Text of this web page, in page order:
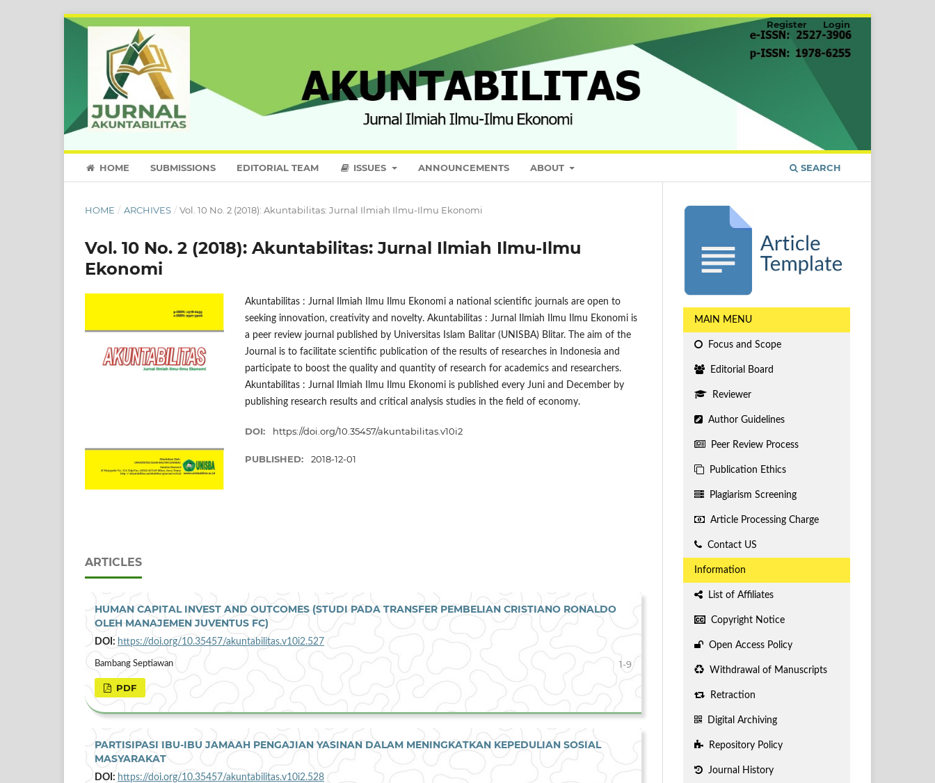
HOME SUBMISSIONS EDITORIAL TEAM ISSUES ANNOUNCEMENTS ABOUT SEARCH
Register Login
HOME / ARCHIVES / Vol. 10 No. 2 (2018): Akuntabilitas: Jurnal Ilmiah Ilmu-Ilmu Ekonomi
Vol. 10 No. 2 (2018): Akuntabilitas: Jurnal Ilmiah Ilmu-Ilmu
Ekonomi
Akuntabilitas : Jurnal Ilmiah Ilmu Ilmu Ekonomi a national scientific journals are open to
seeking innovation, creativity and novelty. Akuntabilitas : Jurnal Ilmiah Ilmu Ilmu Ekonomi is
a peer review journal published by Universitas Islam Balitar (UNISBA) Blitar. The aim of the
Journal is to facilitate scientific publication of the results of researches in Indonesia and
participate to boost the quality and quantity of research for academics and researchers.
Akuntabilitas : Jurnal Ilmiah Ilmu Ilmu Ekonomi is published every Juni and December by
publishing research results and critical analysis studies in the field of economy.
DOI: https://doi.org/10.35457/akuntabilitas.v10i2
PUBLISHED: 2018-12-01
ARTICLES
HUMAN CAPITAL INVEST AND OUTCOMES (STUDI PADA TRANSFER PEMBELIAN CRISTIANO RONALDO
OLEH MANAJEMEN JUVENTUS FC)
DOI: https://doi.org/10.35457/akuntabilitas.v10i2.527
Bambang Septiawan 1-9
PDF
PARTISIPASI IBU-IBU JAMAAH PENGAJIAN YASINAN DALAM MENINGKATKAN KEPEDULIAN SOSIAL
MASYARAKAT
DOI: https://doi.org/10.35457/akuntabilitas.v10i2.528
MAIN MENU
Focus and Scope
Editorial Board
Reviewer
Author Guidelines
Peer Review Process
Publication Ethics
Plagiarism Screening
Article Processing Charge
Contact US
Information
List of Affiliates
Copyright Notice
Open Access Policy
Withdrawal of Manuscripts
Retraction
Digital Archiving
Repository Policy
Journal History